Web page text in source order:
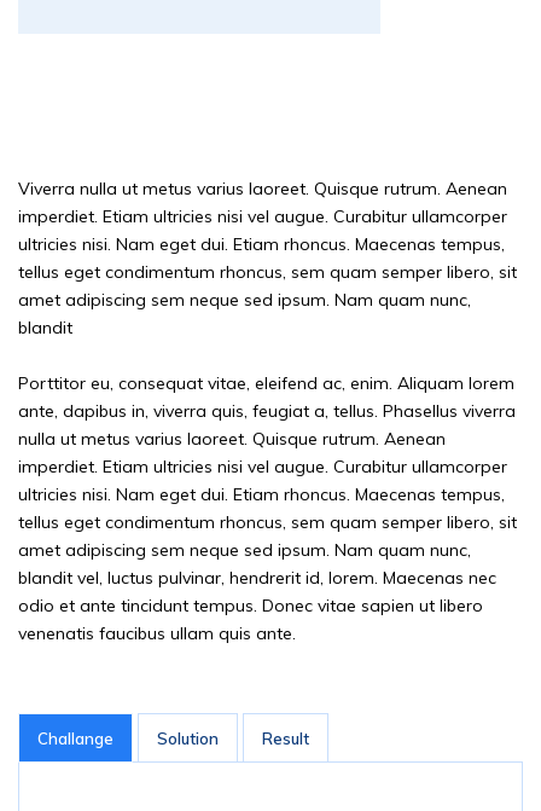
Viverra nulla ut metus varius laoreet. Quisque rutrum. Aenean
imperdiet. Etiam ultricies nisi vel augue. Curabitur ullamcorper
ultricies nisi. Nam eget dui. Etiam rhoncus. Maecenas tempus,
tellus eget condimentum rhoncus, sem quam semper libero, sit
amet adipiscing sem neque sed ipsum. Nam quam nunc,
blandit
Porttitor eu, consequat vitae, eleifend ac, enim. Aliquam lorem
ante, dapibus in, viverra quis, feugiat a, tellus. Phasellus viverra
nulla ut metus varius laoreet. Quisque rutrum. Aenean
imperdiet. Etiam ultricies nisi vel augue. Curabitur ullamcorper
ultricies nisi. Nam eget dui. Etiam rhoncus. Maecenas tempus,
tellus eget condimentum rhoncus, sem quam semper libero, sit
amet adipiscing sem neque sed ipsum. Nam quam nunc,
blandit vel, luctus pulvinar, hendrerit id, lorem. Maecenas nec
odio et ante tincidunt tempus. Donec vitae sapien ut libero
venenatis faucibus ullam quis ante.
Challange Solution Result